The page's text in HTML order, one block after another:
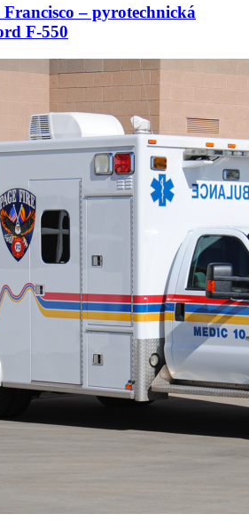
– pyrotechnická
F-550